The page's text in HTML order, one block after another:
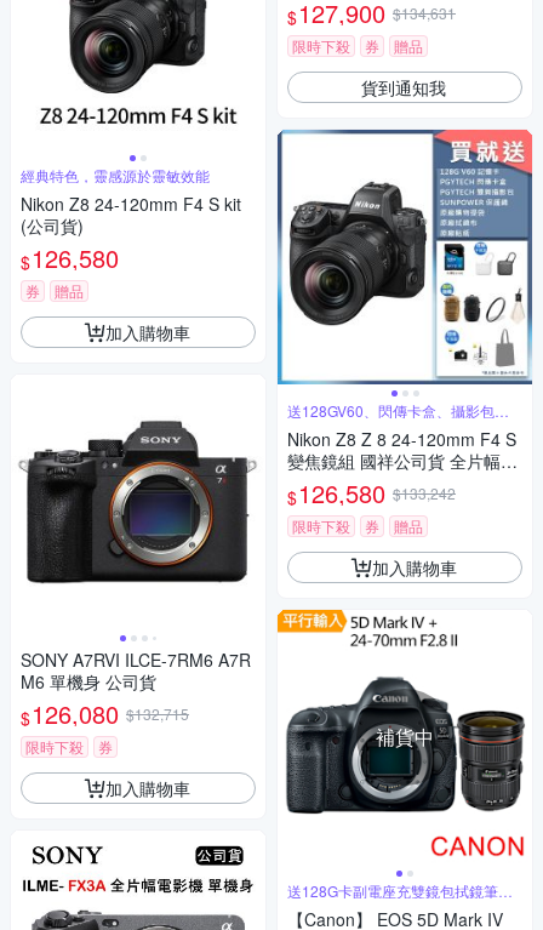
經典特色，靈感源於靈敏效能
Nikon Z8 24-120mm F4 S kit
(公司貨)
$126,580
券 贈品
加入購物車
SONY A7RVI ILCE-7RM6 A7R
M6 單機身 公司貨
$126,080 $132,715
限時下殺
券
加入購物車
$127,900 $134,631
限時下殺
券 贈品
貨到通知我
送128GV60、閃傳卡盒、攝影包等
好禮
Nikon Z8 Z 8 24-120mm F4 S
變焦鏡組 國祥公司貨 全片幅無
反光鏡相機
$126,580 $133,242
限時下殺
券 贈品
加入購物車
補貨中
送128G卡副電座充雙鏡包拭鏡筆背
帶等
【Canon】 EOS 5D Mark IV